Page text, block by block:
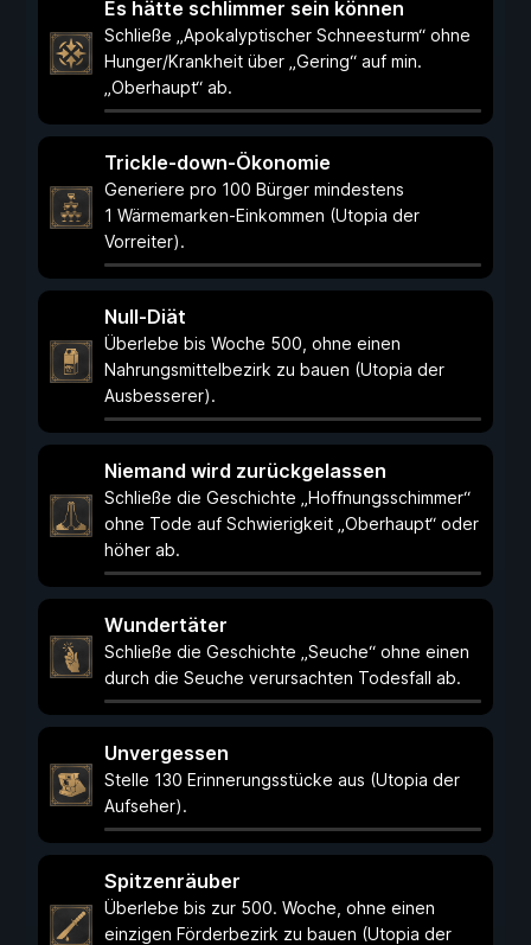
Es hätte schlimmer sein können
Schließe „Apokalyptischer Schneesturm“ ohne
Hunger/Krankheit über „Gering“ auf min.
„Oberhaupt“ ab.
Trickle-down-Ökonomie
Generiere pro 100 Bürger mindestens
1 Wärmemarken-Einkommen (Utopia der
Vorreiter).
Null-Diät
Überlebe bis Woche 500, ohne einen
Nahrungsmittelbezirk zu bauen (Utopia der
Ausbesserer).
Niemand wird zurückgelassen
Schließe die Geschichte „Hoffnungsschimmer“
ohne Tode auf Schwierigkeit „Oberhaupt“ oder
höher ab.
Wundertäter
Schließe die Geschichte „Seuche“ ohne einen
durch die Seuche verursachten Todesfall ab.
Unvergessen
Stelle 130 Erinnerungsstücke aus (Utopia der
Aufseher).
Spitzenräuber
Überlebe bis zur 500. Woche, ohne einen
einzigen Förderbezirk zu bauen (Utopia der